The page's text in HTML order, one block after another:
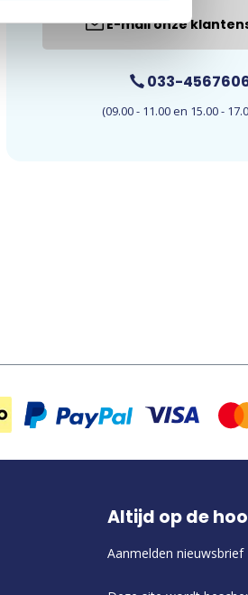
E-mail onze
033-
(09.00 - 11.00 en 15.00 -
Altijd op de
Aanmelden nieuwsbrief